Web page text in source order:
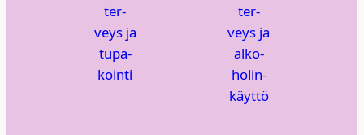
ter­
veys ja
tupa­
koin­ti
ter­
veys ja
alko­
ho­lin­
käyt­tö